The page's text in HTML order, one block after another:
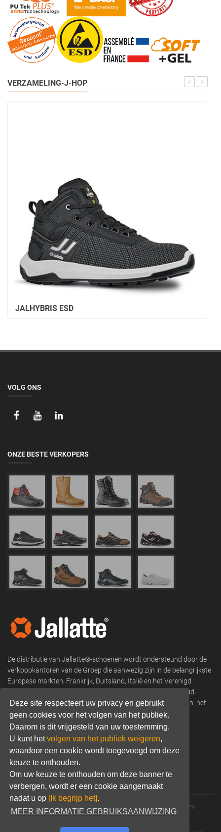
Deze site respecteert uw privacy en gebruikt
geen cookies voor het volgen van het publiek.
Daarom is dit vrijgesteld van uw toestemming.
U kunt hetvolgen van het publiek weigeren,
waardoor een cookie wordt toegevoegd om deze
keuze te onthouden.
Om uw keuze te onthouden om deze banner te
verbergen, wordt er een cookie aangemaakt
nadat u op [Ik begrijp het].
MEER INFORMATIE GEBRUIKSAANWIJZING
VERZAMELING-J-HOP
JALHYBRIS ESD
VOLG ONS
ONZE BESTE VERKOPERS
De distributie van Jallatte®-schoenen wordt ondersteund door de
verkoopkantoren van de Groep die aanwezig zijn in de belangrijkste
Europese markten: Frankrijk, Duitsland, Italië en het Verenigd
Koninkrijk, en verkoopnetwerken in Scandinavië, Oost- en Zuid-
Europa, Afrika, Franse overzeese departementen en gebieden, het
Midden-Oosten, Noord- en Zuid-Amerika, Azië en Oceanië.
Phone: +33 (0) 466 806 300
Email:commercial@jallatte.fr
Website:www.jallatte.fr
© 2026 JALLATTE - ALL RIGHTS RESERVEDWWW.JALLATTE.FR